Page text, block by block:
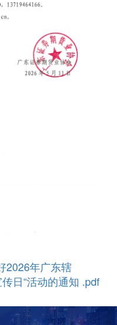
2026年广东辖
日“活动的通知 .pdf